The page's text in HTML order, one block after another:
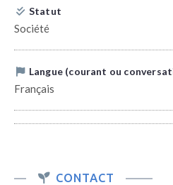
Statut
Société
Langue (courant ou
Français
CONTACT